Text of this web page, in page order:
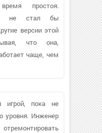
простоя.
не стал бы
версии этой
что она,
чаще, чем
игрой, пока не
уровня. Инженер